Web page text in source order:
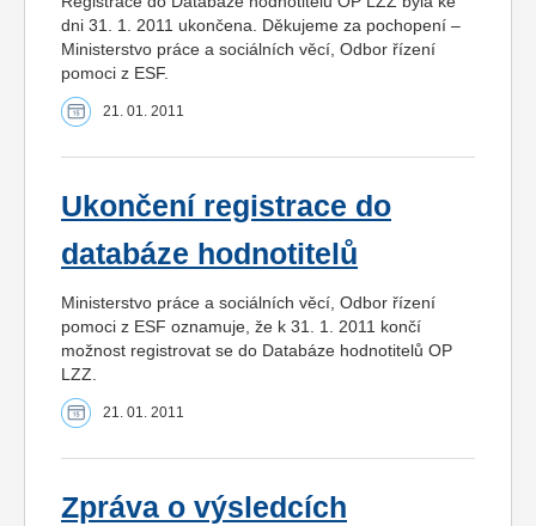
dni 31. 1. 2011 ukončena. Děkujeme za pochopení –
Ministerstvo práce a sociálních věcí, Odbor řízení
pomoci z ESF.
21. 01. 2011
Ukončení registrace do
databáze hodnotitelů
Ministerstvo práce a sociálních věcí, Odbor řízení
pomoci z ESF oznamuje, že k 31. 1. 2011 končí
možnost registrovat se do Databáze hodnotitelů OP
LZZ.
21. 01. 2011
Zpráva o výsledcích